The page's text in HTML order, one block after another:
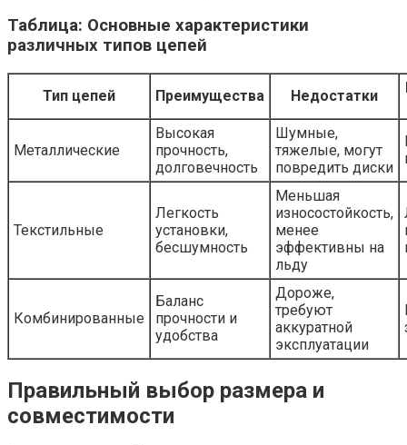
Таблица: Основные характеристики
различных типов цепей
Тип цепей Преимущества Недостатки
Металлические
Высокая
прочность,
долговечность
Шумные,
тяжелые, могут
повредить диски
Текстильные
Легкость
установки,
бесшумность
Меньшая
износостойкость,
менее
эффективны на
льду
Комбинированные
Баланс
прочности и
удобства
Дороже,
требуют
аккуратной
эксплуатации
Правильный выбор размера и
совместимости